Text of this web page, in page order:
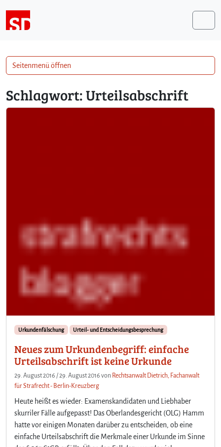
Schlagwort:Urteilsabschrift
Urkundenfälschung Urteil- und Entscheidungsbesprechung
Neues zum Urkundenbegriff: einfache
Urteilsabschrift ist keine Urkunde
29. August 2016 /29. August 2016 von Rechtsanwalt Dietrich, Fachanwalt
für Strafrecht - Berlin-Kreuzberg
Heute heißt es wieder: Examenskandidaten und Liebhaber
skurriler Fälle aufgepasst! Das Oberlandesgericht (OLG) Hamm
hatte vor einigen Monaten darüber zu entscheiden, ob eine
einfache Urteilsabschrift die Merkmale einer Urkunde im Sinne
Seitenmenü öffnen